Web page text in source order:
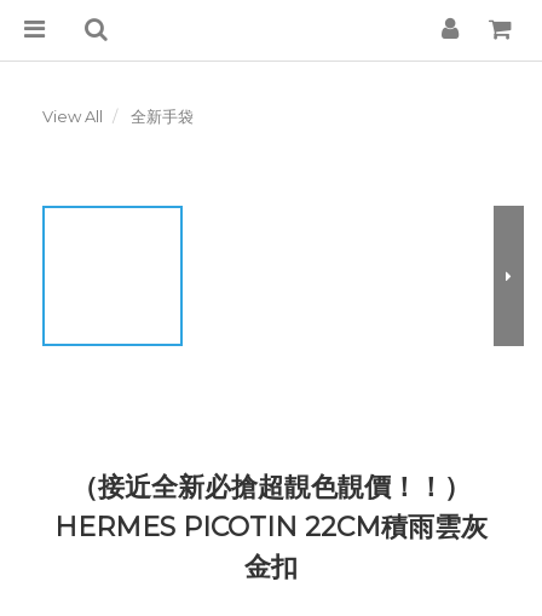
View All 全新手袋
（接近全新必搶超靚色靚價！！）
HERMES PICOTIN 22CM積雨雲灰
金扣